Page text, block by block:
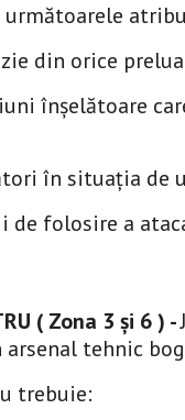
următoarele
din orice
înșelătoare
în situația de
de folosire a
( Zona 3 și 6 ) -
arsenal tehnic
trebuie: